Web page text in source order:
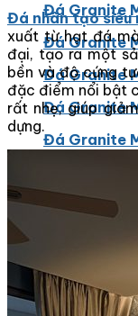
Đá Granite
Đá Granite
Đá Granite
Đá Granite
Đá Granite
Đá Marble
Đá Marble
Đá nhân tạo siêu
xuất từ hạt đá
đại, tạo ra một
bền và độ cứng
đặc điểm nổi bật
rất nhẹ, giúp
dựng.